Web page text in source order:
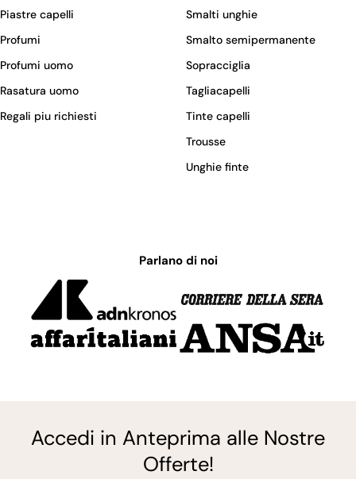
Piastre capelli
Profumi
Profumi uomo
Rasatura uomo
Regali piu richiesti
Smalti unghie
Smalto semipermanente
Sopracciglia
Tagliacapelli
Tinte capelli
Trousse
Unghie finte
Parlano di noi
Accedi in Anteprima alle Nostre
Offerte!